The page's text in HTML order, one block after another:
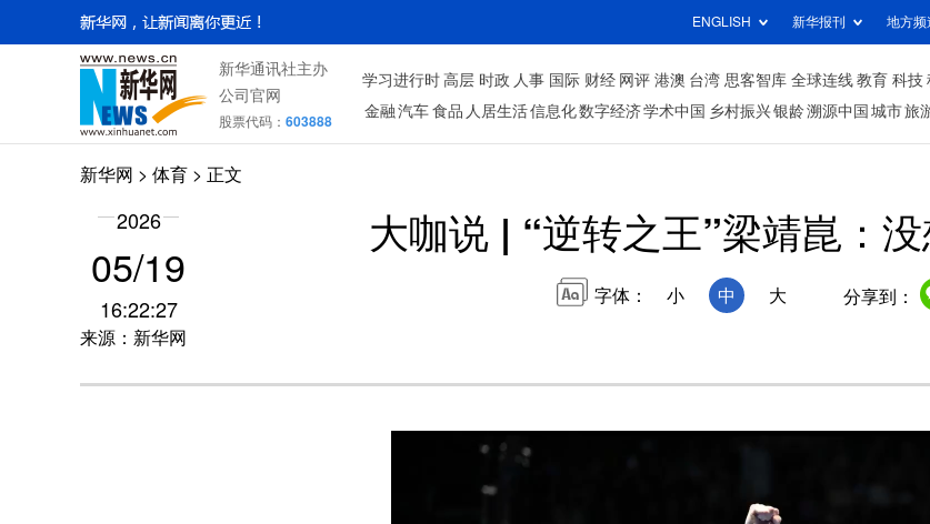
ENGLISH 新华报刊 地方频
新华通讯社主办
公司官网
股票代码： 603888
学习进行时 高层 时政 人事 国际 财经 网评 港澳 台湾 思客智库 全球连线 教育 科技
金融 汽车 食品 人居生活信息化数字经济学术中国 乡村振兴银龄溯源中国 城市旅
新华网 > 体育 > 正文
2026
05/19
16:22:27
来源：新华网
大咖说 | “逆转之王”梁靖崑：
字体： 小 中 大 分享到：